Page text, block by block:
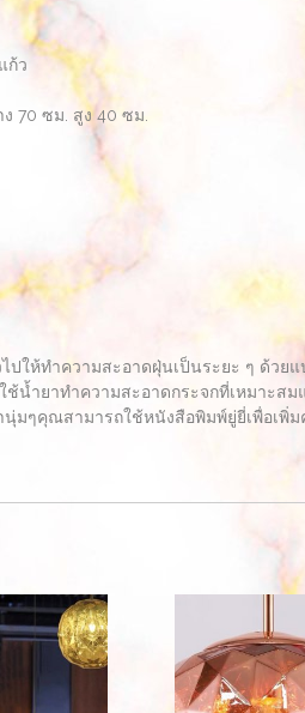
ว
ซม. สูง 40 ซม.
ปให้ทำความสะอาดฝุ่นเป็นระยะ ๆ ด้ว
ช้น้ำยาทำความสะอาดกระจกที่เหมาะส
มๆคุณสามารถใช้หนังสือพิมพ์ยู่ยี่เพื่อเพิ่ม